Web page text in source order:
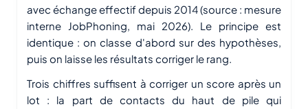
avec échange effectif depuis 2014 (source : mesure
interne JobPhoning, mai 2026). Le principe est
identique : on classe d'abord sur des hypothèses,
puis on laisse les résultats corriger le rang.
Trois chiffres suffisent à corriger un score après un
lot : la part de contacts du haut de pile qui